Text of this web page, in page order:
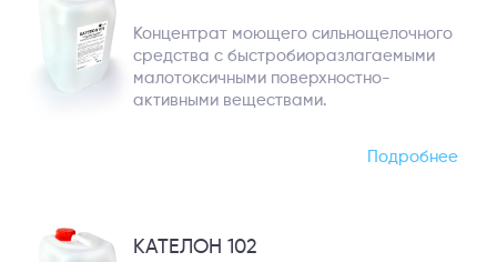
Концентрат моющего сильнощелочного
средства с быстробиоразлагаемыми
малотоксичными поверхностно-
активными веществами.
Подробнее
КАТЕЛОН 102